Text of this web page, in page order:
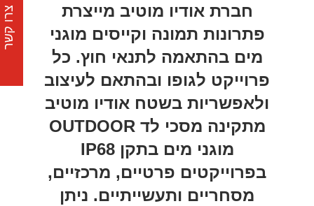
חברת אודיו מוטיב מייצרת
פתרונות תמונה וקייסים מוגני
מים בהתאמה לתנאי חוץ. כל
פרוייקט לגופו ובהתאם לעיצוב
ולאפשריות בשטח אודיו מוטיב
מתקינה מסכי לד OUTDOOR
מוגני מים בתקן IP68
בפרוייקטים פרטיים, מרכזיים,
מסחריים ותעשייתיים. ניתן
צרו קשר